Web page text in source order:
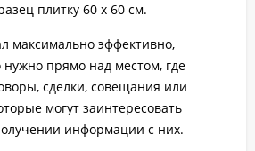
плитку 60 х 60 см.
максимально эффективно,
нужно прямо над местом, где
сделки, совещания или
могут заинтересовать
информации с них.